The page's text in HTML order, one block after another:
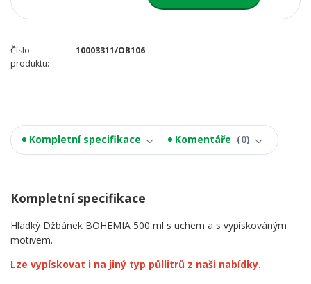
Číslo
produktu:
10003311/OB106
Kompletní specifikace Komentáře 0
Kompletní specifikace
Hladký Džbánek BOHEMIA 500 ml s uchem a s vypískováným
motivem.
Lze vypískovat i na jiný typ půllitrů z naši nabídky.